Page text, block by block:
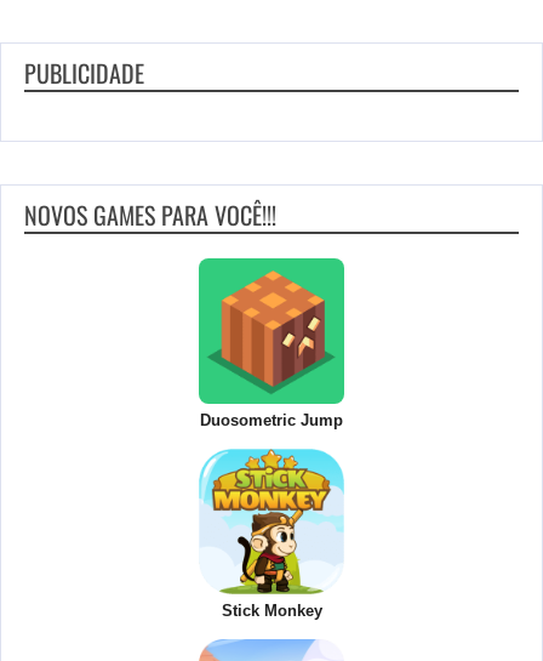
PUBLICIDADE
NOVOS GAMES PARA VOCÊ!!!
Duosometric Jump
Stick Monkey